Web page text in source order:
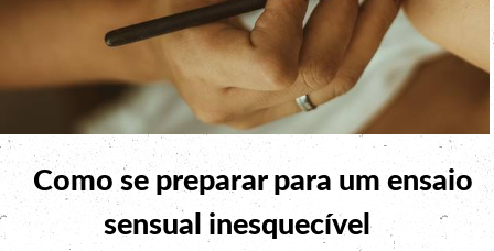
Como se preparar para um ensaio
sensual inesquecível